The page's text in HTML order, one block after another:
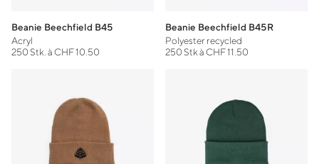
Beanie Beechfield B45
Acryl
250 Stk. à CHF 10.50
Beanie Beechfield B45R
Polyester recycled
250 Stk à CHF 11.50